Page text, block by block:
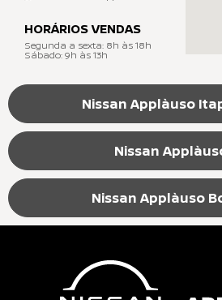
Nissan Applàuso
Nissan
Nissan Applàuso
HORÁRIOS VENDAS
Segunda a sexta: 8h às 18h
Sábado: 9h às 13h